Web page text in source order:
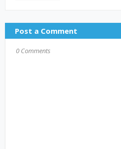
Post a Comment
0 Comments